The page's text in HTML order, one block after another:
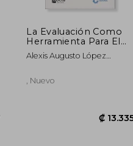
La Evaluación Como
Herramienta Para El
Aprendizaje.
Conceptos,
Recomendaciones
Alexis Augusto López
, Nuevo